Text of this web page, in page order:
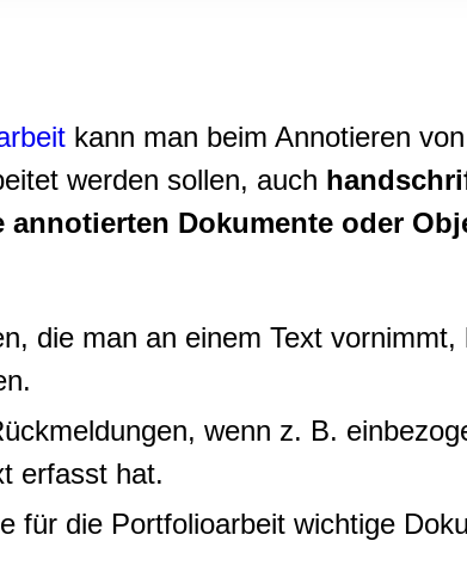
Partner führen diese Informationen
kann man beim Annotieren
werden sollen, auch
annotierten Dokumente oder
die man an einem Text
wenn z. B.
erfasst hat.
für die Portfolioarbeit wichtige